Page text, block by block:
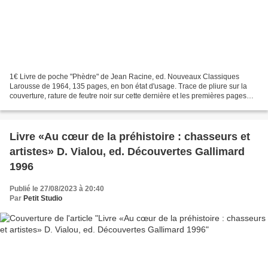
1€ Livre de poche "Phèdre" de Jean Racine, ed. Nouveaux Classiques
Larousse de 1964, 135 pages, en bon état d'usage. Trace de pliure sur la
couverture, rature de feutre noir sur cette dernière et les premières pages
Livre «Au cœur de la préhistoire : chasseurs et
artistes» D. Vialou, ed. Découvertes Gallimard
1996
Publié le 27/08/2023 à 20:40
Par Petit Studio